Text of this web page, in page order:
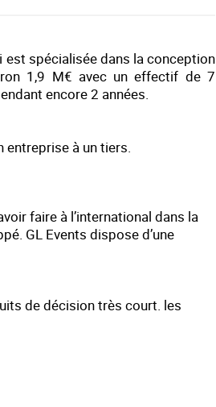
est spécialisée dans la conception
1,9 M€ avec un effectif de 7
encore 2 années.
entreprise à un tiers.
faire à l’international dans la
GL Events dispose d’une
de décision très court. les